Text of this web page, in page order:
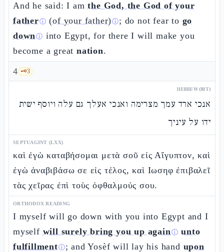
And he said: I amthe God, the God of your
fatherⓘ (of your father)ⓘ; do not fear to go
downⓘ into Egypt, for there I will make you
become a greatnation.
4 🗝️3
HEBREW (MT)
אנכי ארד עמך מצרימה ואנכי אעלך גם עלה ויוסף ישית
ידו על עיניך
SEPTUAGINT (LXX)
καὶ ἐγὼ καταβήσομαι μετὰ σοῦ εἰς Αἴγυπτον, καὶ
ἐγὼ ἀναβιβάσω σε εἰς τέλος, καὶ Ιωσηφ ἐπιβαλεῖ
τὰς χεῖρας ἐπὶ τοὺς ὀφθαλμούς σου.
ORTHODOX READING
I myself will go down with you into Egypt and I
myself will surely bring you up againⓘ unto
fulfillmentⓘ; and Yosèf will lay his hand upon